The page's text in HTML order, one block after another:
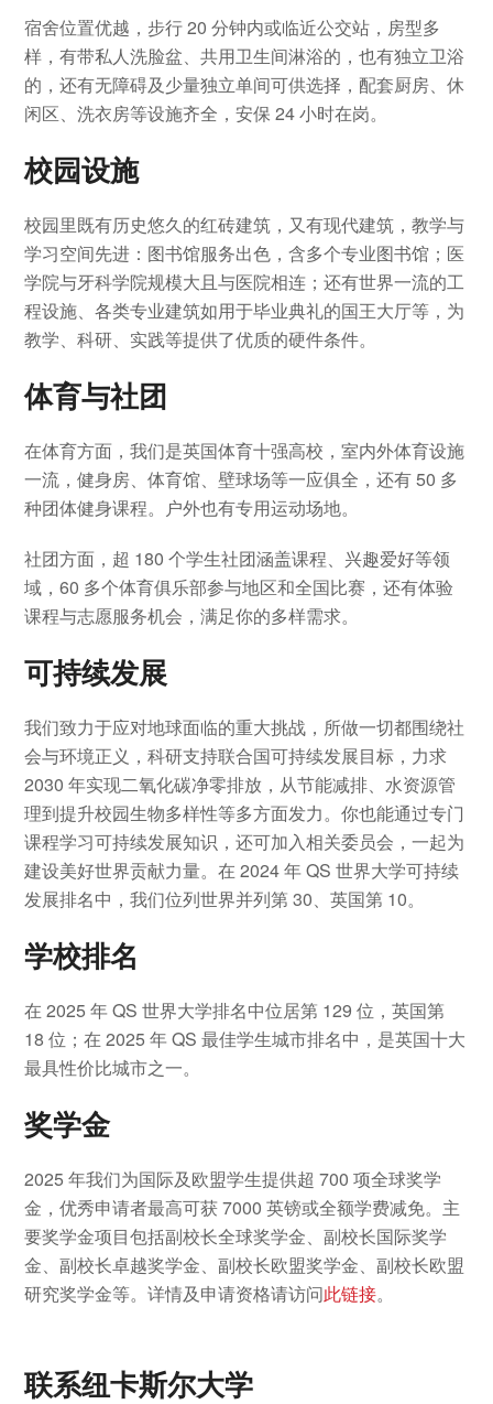
宿舍位置优越，步行 20 分钟内或临近公交站，房型多
样，有带私人洗脸盆、共用卫生间淋浴的，也有独立卫浴
的，还有无障碍及少量独立单间可供选择，配套厨房、休
闲区、洗衣房等设施齐全，安保 24 小时在岗。
校园设施
校园里既有历史悠久的红砖建筑，又有现代建筑，教学与
学习空间先进：图书馆服务出色，含多个专业图书馆；医
学院与牙科学院规模大且与医院相连；还有世界一流的工
程设施、各类专业建筑如用于毕业典礼的国王大厅等，为
教学、科研、实践等提供了优质的硬件条件。
体育与社团
在体育方面，我们是英国体育十强高校，室内外体育设施
一流，健身房、体育馆、壁球场等一应俱全，还有 50 多
种团体健身课程。户外也有专用运动场地。
社团方面，超 180 个学生社团涵盖课程、兴趣爱好等领
域，60 多个体育俱乐部参与地区和全国比赛，还有体验
课程与志愿服务机会，满足你的多样需求。
可持续发展
我们致力于应对地球面临的重大挑战，所做一切都围绕社
会与环境正义，科研支持联合国可持续发展目标，力求
2030 年实现二氧化碳净零排放，从节能减排、水资源管
理到提升校园生物多样性等多方面发力。你也能通过专门
课程学习可持续发展知识，还可加入相关委员会，一起为
建设美好世界贡献力量。在 2024 年 QS 世界大学可持续
发展排名中，我们位列世界并列第 30、英国第 10。
学校排名
在 2025 年 QS 世界大学排名中位居第 129 位，英国第
18 位；在 2025 年 QS 最佳学生城市排名中，是英国十大
最具性价比城市之一。
奖学金
2025 年我们为国际及欧盟学生提供超 700 项全球奖学
金，优秀申请者最高可获 7000 英镑或全额学费减免。主
要奖学金项目包括副校长全球奖学金、副校长国际奖学
金、副校长卓越奖学金、副校长欧盟奖学金、副校长欧盟
研究奖学金等。详情及申请资格请访问此链接。
联系纽卡斯尔大学